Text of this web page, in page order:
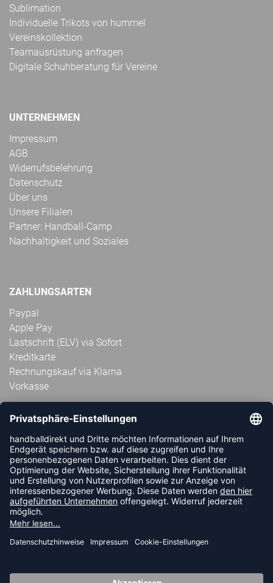
Sublimation
Individuelle Trikots von hummel
Vereinskollektion
Teamausrüstung anfragen
Digitale Schuhberatung für Vereine
UNTERNEHMEN
Impressum
AGB
Widerrufsbelehrung
Datenschutz
Über uns
Unsere Filialen
Partner: Handball-Camp
Nachhaltigkeit und Soziales
ZAHLUNGSARTEN
Paypal
Apple Pay
Lastschrift (ELV) via Sofort
Kreditkarte
Rechnungskauf via Klarna
Vorkasse
ABONNIERE JETZT DEN KOSTENLOSEN
HANDBALLDIREKT-NEWSLETTER UND VERPASSE KEINE
NEUIGKEIT ODER AKTION MEHR.
JETZT ANMELDEN